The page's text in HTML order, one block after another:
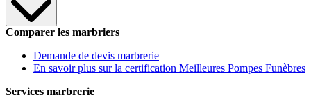
Comparer les marbriers
Demande de devis marbrerie
En savoir plus sur la certification Meilleures Pompes Funèbres
Services marbrerie